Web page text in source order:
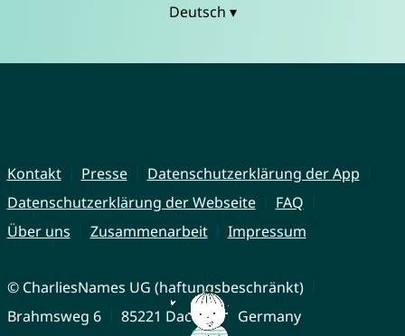
Deutsch ▾
Kontakt Presse
Datenschutzerklärung der App
Datenschutzerklärung der Webseite
FAQ
Über uns
Zusammenarbeit Impressum
© CharliesNames UG (haftungsbeschränkt)
Brahmsweg 6
85221 Dachau Germany